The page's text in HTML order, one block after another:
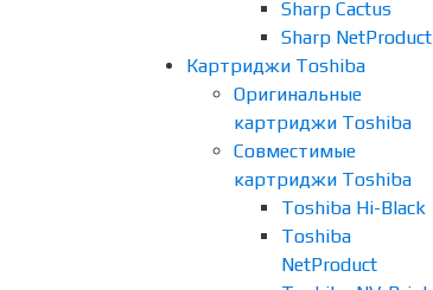
Sharp Cactus
Sharp NetProduct
Картриджи Toshiba
Оригинальные
картриджи Toshiba
Совместимые
картриджи Toshiba
Toshiba Hi-Black
Toshiba
NetProduct